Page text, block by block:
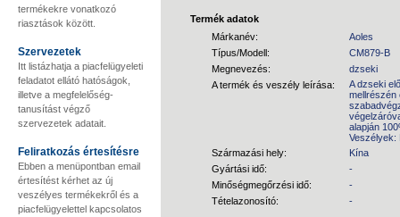
termékekre vonatkozó
riasztások között.
Szervezetek
Itt listázhatja a piacfelügyeleti
feladatot ellátó hatóságok,
illetve a megfelelőség-
tanusítást végző
szervezetek adatait.
Feliratkozás értesítésre
Ebben a menüpontban email
értesítést kérhet az új
veszélyes termékekről és a
piacfelügyelettel kapcsolatos
Termék adatok
Márkanév:
Aoles
Típus/Modell:
CM879-B
Megnevezés:
dzseki
A termék és veszély leírása:
A dzseki
mellrészén
alapján
Veszélyek:
Származási hely:
Kína
Gyártási idő:
-
Minőségmegőrzési idő:
-
Tételazonosító:
-